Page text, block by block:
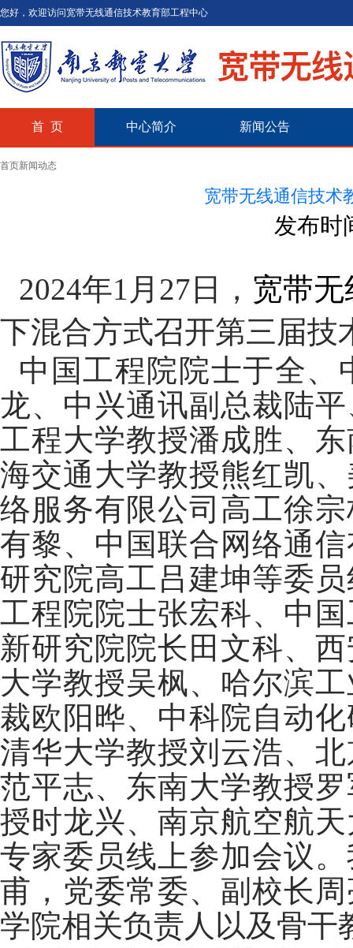
您好，欢迎访问宽带无线通信技术教育部工程中心
首 页 中心简介 新闻公告
首页新闻动态
宽带无线通信技术
发布时
2024年1 月 27 日， 宽带
下混合方式召开第三届技
中国工程院院士于全
龙、中兴通讯副总裁陆
工程大学教授潘成胜、
海交通大学教授熊红凯
络服务有限公司高工徐
有黎、中国联合网络通
研究院高工吕建坤等委
工程院院士张宏科、中
新研究院院长田文科、
大学教授吴枫、哈尔滨
裁欧阳晔、中科院自动
清华大学教授刘云浩、
范平志、东南大学教授
授时龙兴、南京航空航
专家委员线上参加会议
甫，党委常委、副校长
学院相关负责人以及骨干